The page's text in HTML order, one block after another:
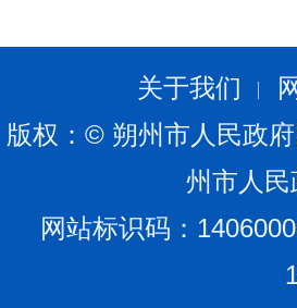
关于我们
版权：© 朔州市人民政
州市人
网站标识码：